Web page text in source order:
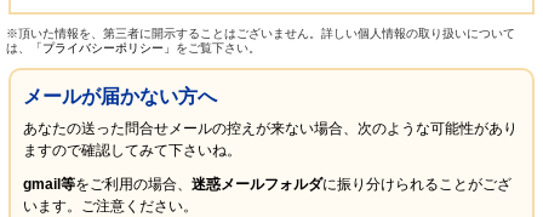
※頂いた情報を、第三者に開示することはございません。詳しい個人情報の取り扱いについて
は、
「プライバシーポリシー」 をご覧下さい。
メールが届かない方へ
あなたの送った問合せメールの控えが来ない場合、次のような可能性があり
ますので確認してみて下さいね。
gmail等をご利用の場合、 迷惑メールフォルダに振り分けられることがござ
います。ご注意ください。